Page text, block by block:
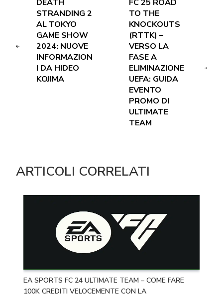
DEATH
STRANDING 2
AL TOKYO
GAME SHOW
2024: NUOVE
INFORMAZION
I DA HIDEO
KOJIMA
FC 25 ROAD
TO THE
KNOCKOUTS
(RTTK) –
VERSO LA
FASE A
ELIMINAZIONE
UEFA: GUIDA
EVENTO
PROMO DI
ULTIMATE
TEAM
ARTICOLI CORRELATI
EA SPORTS FC 24 ULTIMATE TEAM – COME FARE
100K CREDITI VELOCEMENTE CON LA